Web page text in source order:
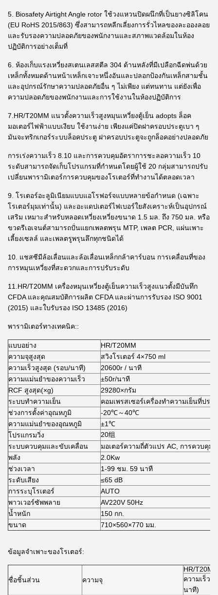
5. Biosafety Airtight Angle rotor ใช้วงแหวนปิดผนึกที่เป็นยางซิลิโคน
(EU RoHS 2015/863) ซึ่งสามารถหลีกเลี่ยงการรั่วไหลของละอองลอย
และรับรองความปลอดภัยของพนักงานและสภาพแวดล้อมในห้อง
ปฏิบัติการอย่างเต็มที่
6. ห้องเก็บแรงเหวี่ยงสเตนเลสสตีล 304 ด้านหลังที่มีเปลือกฉีดพ่นด้วย
เหล็กทั้งหมดด้านหน้าเหล็กเจาะหนึ่งอันและปลอกป้องกันเหล็กสามชั้น
และอุปกรณ์รักษาความปลอดภัยอื่น ๆ ไม่เพียง แต่ทนทาน แต่ยังเพื่อ
ความปลอดภัยของพนักงานและการใช้งานในห้องปฏิบัติการ
7.HR/T20MM แนวตั้งความเร็วสูงหมุนเหวี่ยงตู้เย็น adopts ล็อค
มอเตอร์ไฟฟ้าแบบเงียบ ใช้งานง่าย เพียงแค่ปิดฝาครอบประตูเบา ๆ
มันจะทริกเกอร์ระบบล็อคประตู ฝาครอบประตูจะถูกล็อคอย่างปลอดภัย
การเร่งความเร็ว 8.10 และการควบคุมอัตราการชะลอความเร็ว 10
ระดับสามารถจัดเก็บโปรแกรมที่กำหนดโดยผู้ใช้ 20 กลุ่มสามารถปรับ
เปลี่ยนพารามิเตอร์การควบคุมของโรเตอร์ที่ทำงานได้ตลอดเวลา
9. โรเตอร์อะลูมิเนียมแบบแอโรฟอร์จแบบหลายข้อกำหนด (เฉพาะ
โรเตอร์มุมเท่านั้น) และอะแดปเตอร์ไฟเบอร์ใยสังเคราะห์เป็นอุปกรณ์
เสริม เหมาะสำหรับหลอดเหวี่ยงเหวี่ยงขนาด 1.5 มล. ถึง 750 มล. หรือ
ขวดรีเอเจนต์สามารถปั่นแยกเพลตพรุน MTP, เพลต PCR, แผ่นเพาะ
เลี้ยงเซลล์ และเพลตรูพรุนลึกทุกชนิดได้
10. แชสซีมีล้อเลื่อนและล้อเลื่อนเหล็กกล้าคาร์บอน การเคลื่อนที่ของ
การหมุนเหวี่ยงที่สะดวกและการปรับระดับ
11.HR/T20MM เครื่องหมุนเหวี่ยงตู้เย็นความเร็วสูงแนวตั้งมีบันทึก
CFDA และคุณสมบัติการผลิต CFDA และผ่านการรับรอง ISO 9001
(2015) และใบรับรอง ISO 13485 (2016)
พารามิเตอร์ทางเทคนิค::
แบบอย่าง
HR/T20MM
ความจุสูงสุด
สวิงโรเตอร์ 4×750 ml
ความเร็วสูงสุด (รอบ/นาที)
20600r / นาที
ความแม่นยำของความเร็ว
±50r/นาที
RCF สูงสุด(×g)
29280×กรัม
ระบบทำความเย็น
คอมเพรสเซอร์เครื่องทำความเย็นที่ปร
ช่วงการตั้งค่าอุณหภูมิ
-20℃～40℃
ความแม่นยำของอุณหภูมิ
±1℃
โปรแกรมวิ่ง
20组
ระบบควบคุมและขับเคลื่อน
มอเตอร์ความถี่ตัวแปร AC, การควบคุม
พลัง
2.0Kw
ช่วงเวลา
1-99 ชม. 59 นาที
ระดับเสียง
≤65 dB
การระบุโรเตอร์
AUTO
พาวเวอร์ซัพพลาย
AV220V 50Hz
น้ำหนัก
150 กก.
ขนาด
710×560×770 มม.
ข้อมูลจำเพาะของโรเตอร์:
ชื่อชิ้นส่วน ความจุ
HR/
ความเร็ว (
นาที)